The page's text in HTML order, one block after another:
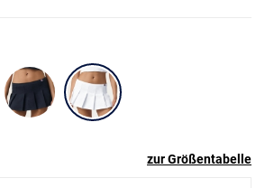
zur Größentabelle